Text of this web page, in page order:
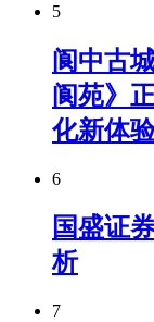
5
阆中古
阆苑》
化新体
6
国盛证
析
7